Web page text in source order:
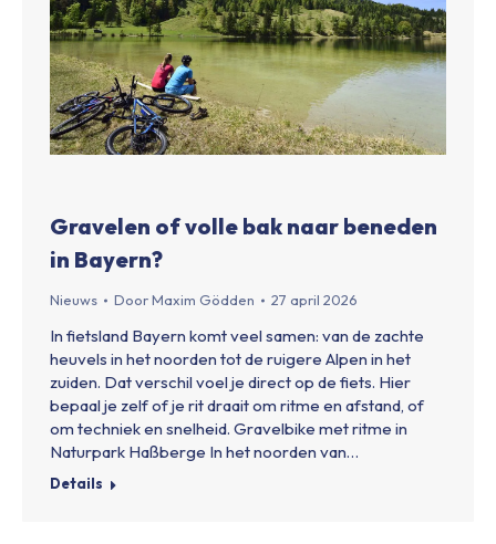
Gravelen of volle bak naar beneden
in Bayern?
Nieuws DoorMaxim Gödden 27 april 2026
In fietsland Bayern komt veel samen: van de zachte
heuvels in het noorden tot de ruigere Alpen in het
zuiden. Dat verschil voel je direct op de fiets. Hier
bepaal je zelf of je rit draait om ritme en afstand, of
om techniek en snelheid. Gravelbike met ritme in
Naturpark Haßberge In het noorden van…
Details